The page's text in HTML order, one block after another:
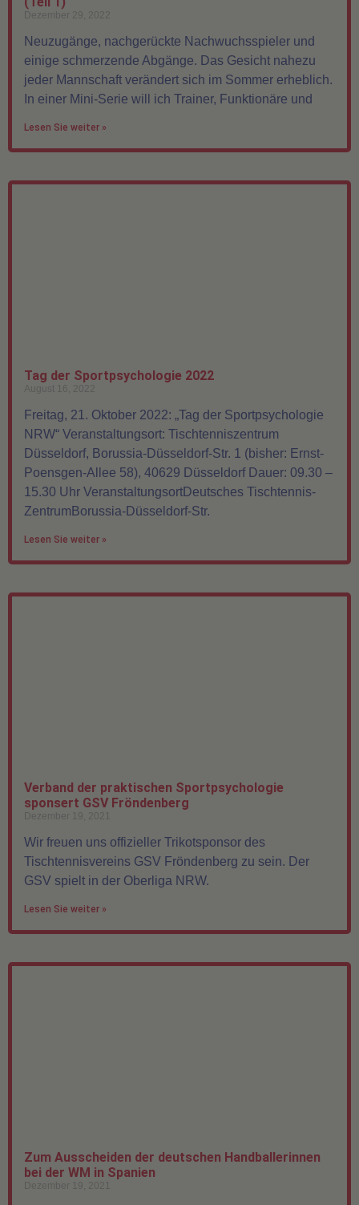
Dezember 29, 2022
Neuzugänge, nachgerückte Nachwuchsspieler und
einige schmerzende Abgänge. Das Gesicht nahezu
jeder Mannschaft verändert sich im Sommer erheblich.
In einer Mini-Serie will ich Trainer, Funktionäre und
Lesen Sie weiter »
Tag der Sportpsychologie 2022
August 16, 2022
Freitag, 21. Oktober 2022: „Tag der Sportpsychologie
NRW“ Veranstaltungsort: Tischtenniszentrum
Düsseldorf, Borussia-Düsseldorf-Str. 1 (bisher: Ernst-
Poensgen-Allee 58), 40629 Düsseldorf Dauer: 09.30 –
15.30 Uhr VeranstaltungsortDeutsches Tischtennis-
ZentrumBorussia-Düsseldorf-Str.
Lesen Sie weiter »
Verband der praktischen Sportpsychologie
sponsert GSV Fröndenberg
Dezember 19, 2021
Wir freuen uns offizieller Trikotsponsor des
Tischtennisvereins GSV Fröndenberg zu sein. Der
GSV spielt in der Oberliga NRW.
Lesen Sie weiter »
Zum Ausscheiden der deutschen Handballerinnen
bei der WM in Spanien
Dezember 19, 2021